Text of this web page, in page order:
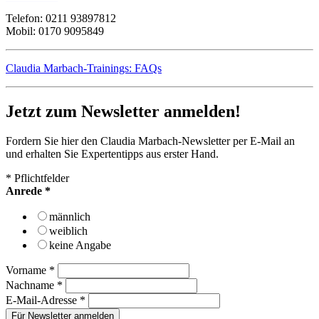
Telefon: 0211 93897812
Mobil: 0170 9095849
Claudia Marbach-Trainings: FAQs
Jetzt zum Newsletter anmelden!
Fordern Sie hier den Claudia Marbach-Newsletter per E-Mail an
und erhalten Sie Expertentipps aus erster Hand.
* Pflichtfelder
Anrede *
männlich
weiblich
keine Angabe
Vorname *
Nachname *
E-Mail-Adresse *